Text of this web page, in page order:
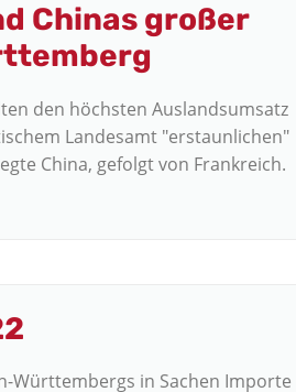
Chinas großer
den höchsten Auslandsumsatz
Landesamt "erstaunlichen"
China, gefolgt von Frankreich.
Württembergs in Sachen Importe